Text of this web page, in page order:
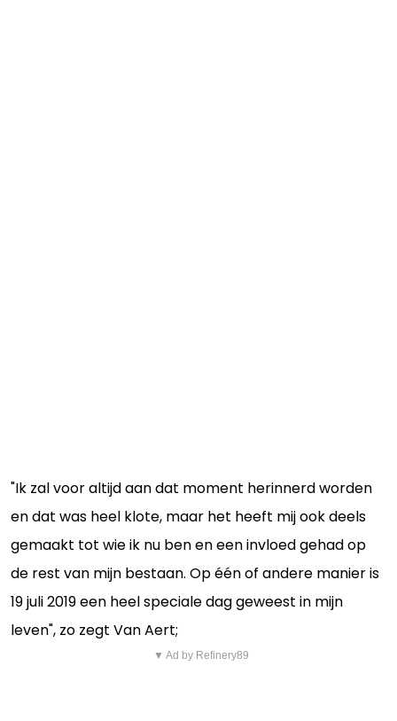
"Ik zal voor altijd aan dat moment herinnerd worden
en dat was heel klote, maar het heeft mij ook deels
gemaakt tot wie ik nu ben en een invloed gehad op
de rest van mijn bestaan. Op één of andere manier is
19 juli 2019 een heel speciale dag geweest in mijn
leven", zo zegt Van Aert;
▼ Ad by Refinery89